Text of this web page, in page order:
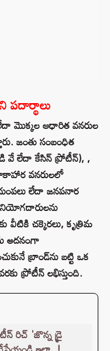
పదార్థాలు
మొక్కల ఆధారిత వనరుల
జంతు సంబంధిత
వే లేదా కేసిన్ ప్రోటీన్), ,
వనరులలో
లేదా జనపనార
వీటికి చక్కెరలు, కృత్రిమ
అదనంగా
బ్రాండ్‌ను బట్టి ఒక
ప్రోటీన్ లభిస్తుంది.
రిచ్ 'జొన్న డ్రై